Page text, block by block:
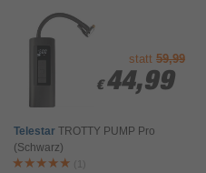
statt59,99
€ 44,99
€ 44,99
Telestar TROTTY PUMP Pro
(Schwarz)
(1)